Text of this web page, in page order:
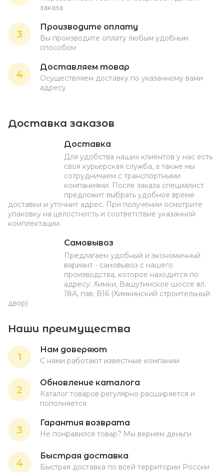
заказа
3
Производите оплату
Вы производите оплату любым удобным
способом
4
Доставляем товар
Осуществляем доставку по указанному вами
адресу
Доставка заказов
Доставка
Для удобства наших клиентов у нас есть
своя курьерская служба, а также мы
сотрудничаем с транспортными
компаниями. После заказа специалист
предложит выбрать удобное время
доставки и уточнит адрес. При получении осмотрите
упаковку на целостность и соответствие указанной
комплектации.
Самовывоз
Предлагаем удобный и экономичный
вариант - самовывоз с нашего
производства, которое находится по
адресу: Химки, Вашутинское шоссе вл.
18А, пав. В16 (Химкинский строительный
двор)
Наши преимущества
1
Нам доверяют
С нами работают известные компании
2
Обновление каталога
Каталог товаров регулярно расширяется и
пополняется
3
Гарантия возврата
Не понравился товар? Мы вернем деньги
4
Быстрая доставка
Быстрая доставка по всей территории России